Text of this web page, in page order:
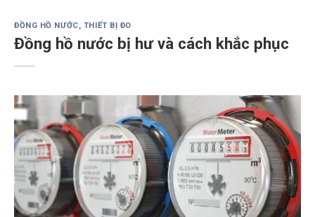
ĐỒNG HỒ NƯỚC, THIẾT BỊ ĐO
Đồng hồ nước bị hư và cách khắc phục